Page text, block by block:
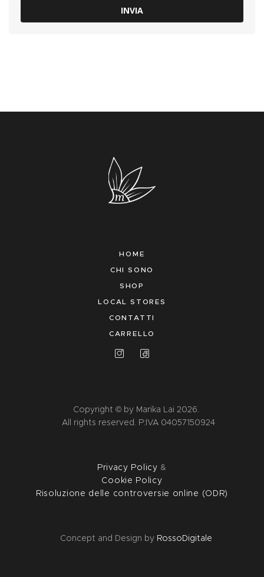
INVIA
HOME
CHI SONO
SHOP
LOCAL STORES
CONTATTI
CARRELLO
Copyright © by Marika Lai 2026.
All rights reserved. P:IVA 04057150924
Privacy Policy &
Cookie Policy
Risoluzione delle controversie online (ODR)
Concept and Design by RossoDigitale